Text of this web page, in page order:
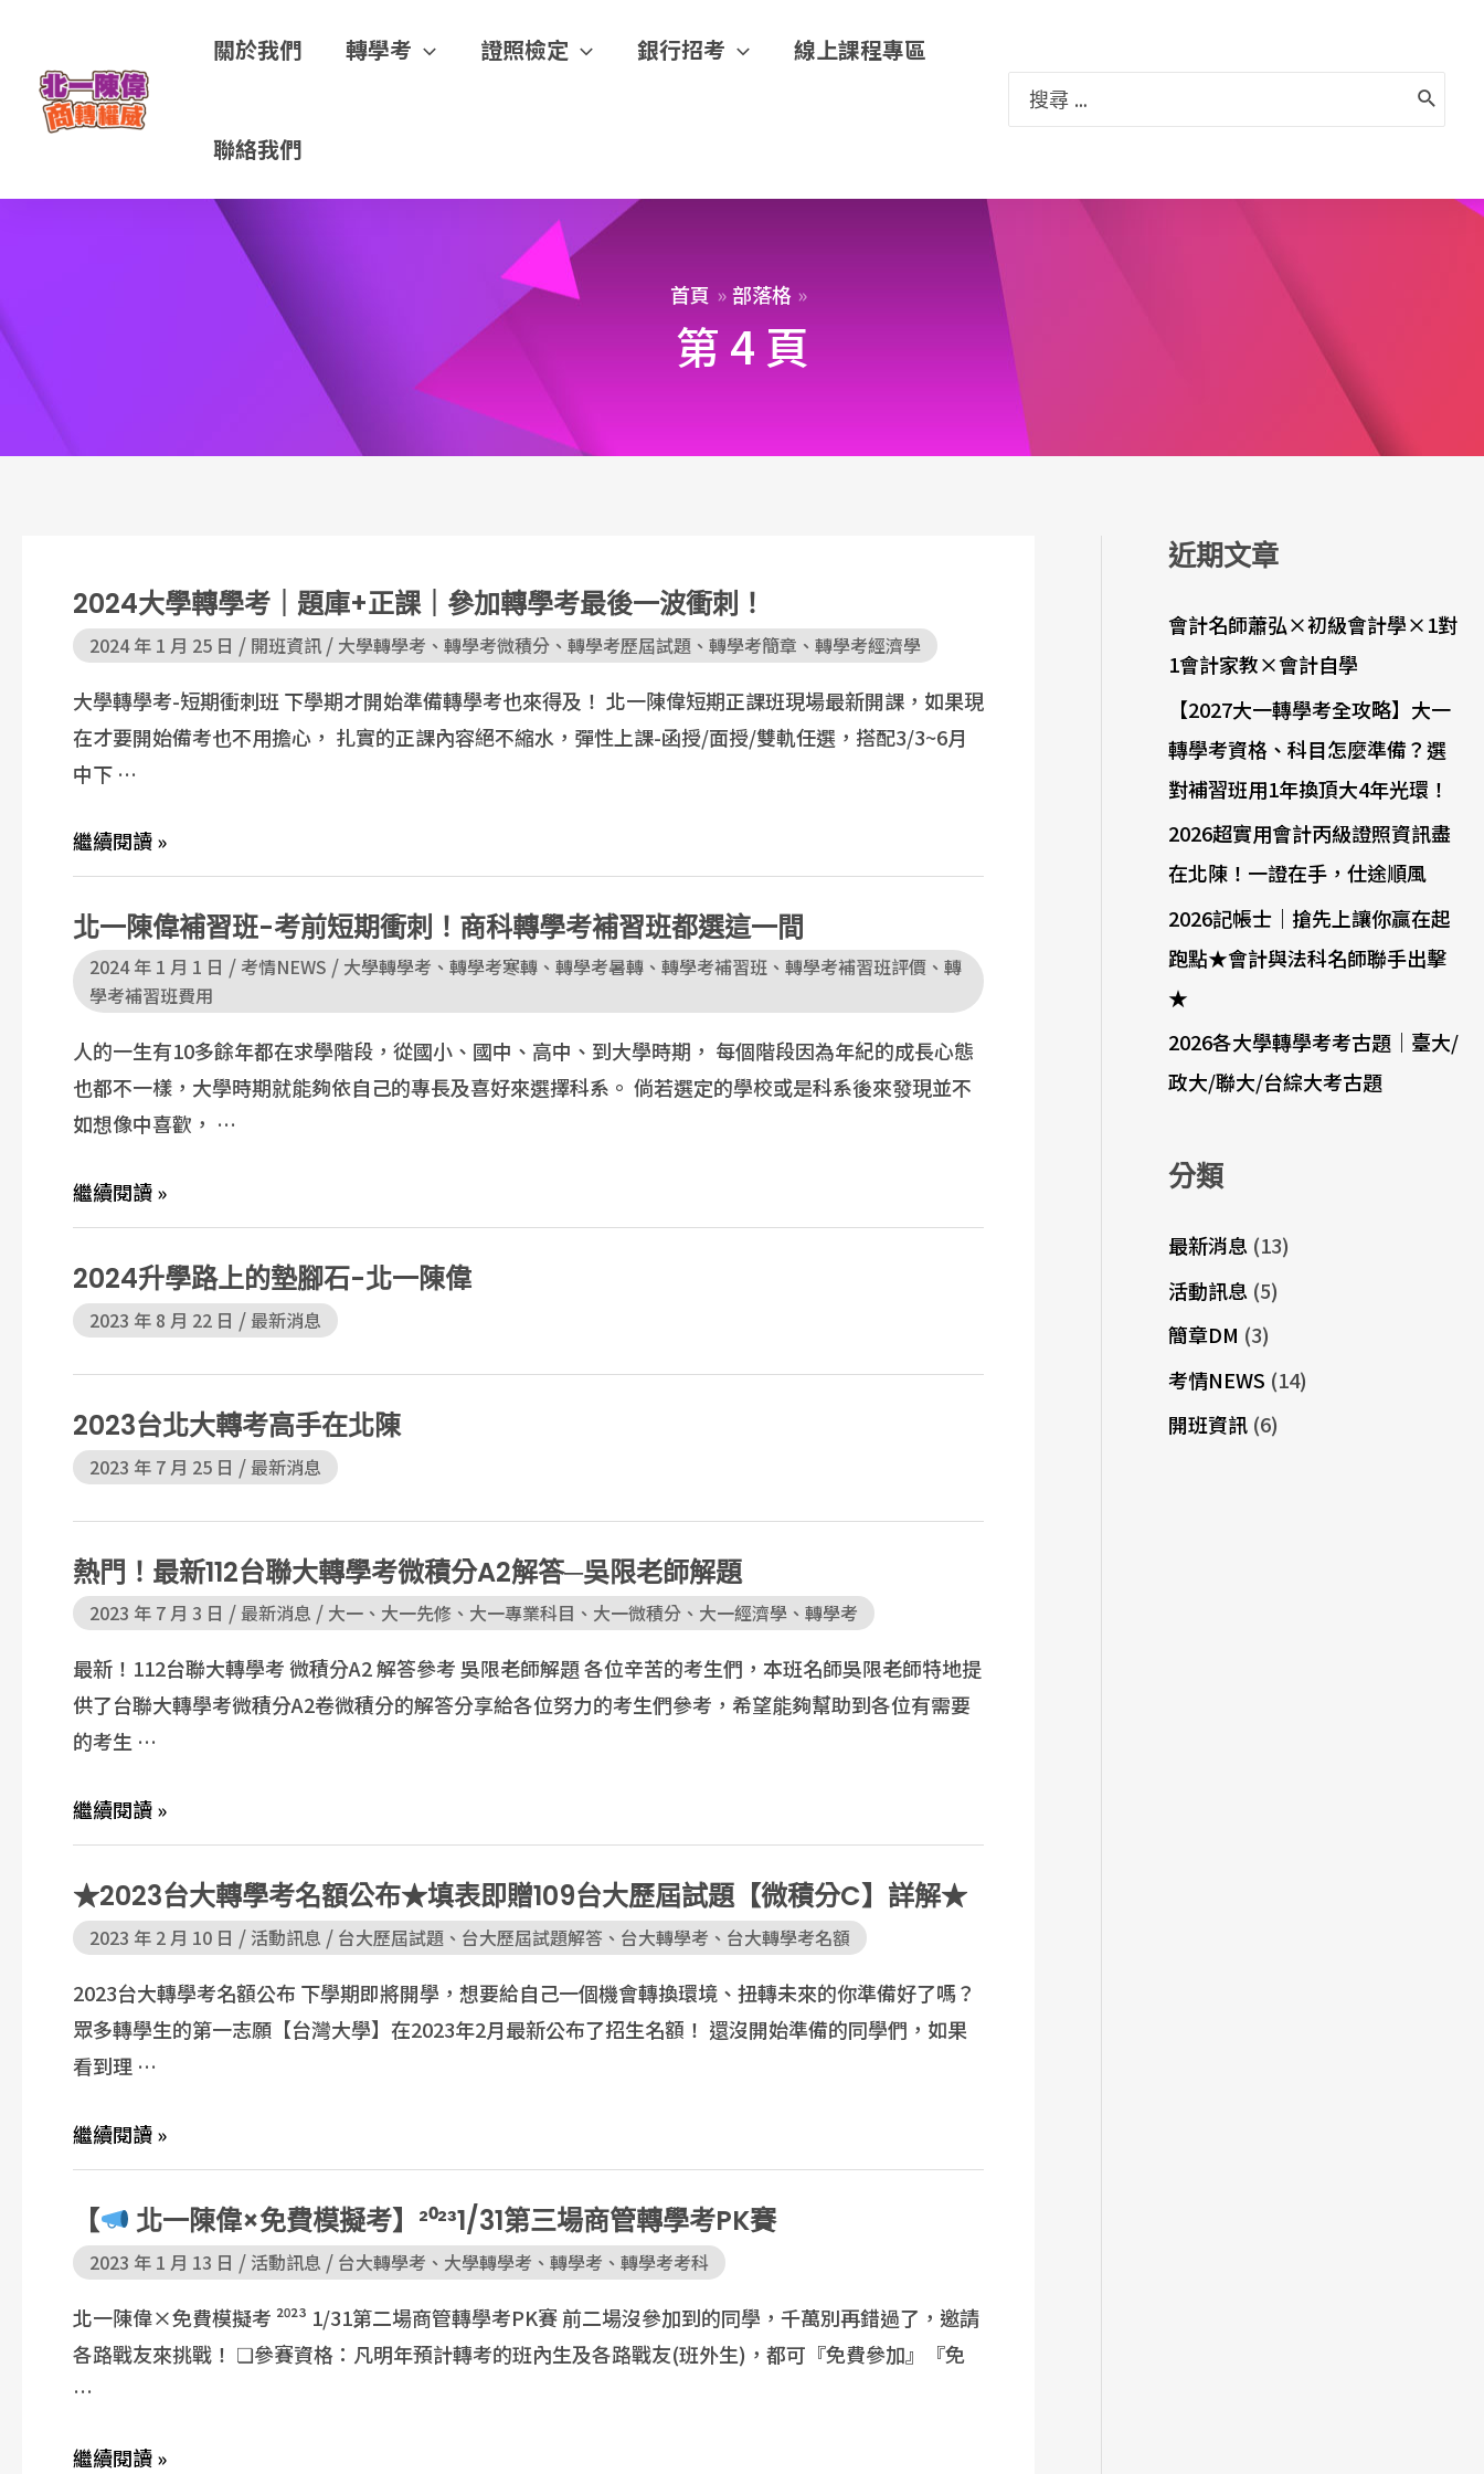
關於我們 轉學考 證照檢定 銀行招考 線上課程專區
聯絡我們
首頁 部落格
第 4 頁
2024大學轉學考｜題庫+正課｜參加轉學考最後一波衝刺！
2024 年 1 月 25 日 / 開班資訊/ 大學轉學考 、 轉學考微積分、 轉學考歷屆試題、 轉學考簡章 、 轉學考經濟學
大學轉學考-短期衝刺班 下學期才開始準備轉學考也來得及！ 北一陳偉短期正課班現場最新開課，如果現
在才要開始備考也不用擔心， 扎實的正課內容絕不縮水，彈性上課-函授/面授/雙軌任選，搭配3/3~6月
中下 …
繼續閱讀 »
北一陳偉補習班-考前短期衝刺！商科轉學考補習班都選這一間
2024 年 1 月 1 日 / 考情NEWS / 大學轉學考 、 轉學考寒轉、 轉學考暑轉、 轉學考補習班、 轉學考補習班評價、 轉
學考補習班費用
人的一生有10多餘年都在求學階段，從國小、國中、高中、到大學時期， 每個階段因為年紀的成長心態
也都不一樣，大學時期就能夠依自己的專長及喜好來選擇科系。 倘若選定的學校或是科系後來發現並不
如想像中喜歡， …
繼續閱讀 »
2024升學路上的墊腳石-北一陳偉
2023 年 8 月 22 日 /最新消息
2023台北大轉考高手在北陳
2023 年 7 月 25 日 / 最新消息
熱門！最新112台聯大轉學考微積分A2解答─吳限老師解題
2023 年 7 月 3 日 /最新消息 / 大一、 大一先修、 大一專業科目 、 大一微積分、 大一經濟學、 轉學考
最新！112台聯大轉學考 微積分A2 解答參考 吳限老師解題 各位辛苦的考生們，本班名師吳限老師特地提
供了台聯大轉學考微積分A2卷微積分的解答分享給各位努力的考生們參考，希望能夠幫助到各位有需要
的考生 …
繼續閱讀 »
★2023台大轉學考名額公布★填表即贈109台大歷屆試題【微積分C】詳解★
2023 年 2 月 10 日 / 活動訊息 / 台大歷屆試題、 台大歷屆試題解答 、 台大轉學考 、 台大轉學考名額
2023台大轉學考名額公布 下學期即將開學，想要給自己一個機會轉換環境、扭轉未來的你準備好了嗎？
眾多轉學生的第一志願【台灣大學】在2023年2月最新公布了招生名額！ 還沒開始準備的同學們，如果
看到理 …
繼續閱讀 »
【 北一陳偉×免費模擬考】²⁰²³1/31第三場商管轉學考PK賽
2023 年 1 月 13 日 / 活動訊息 / 台大轉學考 、 大學轉學考 、 轉學考 、 轉學考考科
北一陳偉×免費模擬考 ²⁰²³ 1/31第二場商管轉學考PK賽 前二場沒參加到的同學，千萬別再錯過了，邀請
各路戰友來挑戰！ ❏參賽資格：凡明年預計轉考的班內生及各路戰友(班外生)，都可『免費參加』『免
…
繼續閱讀 »
近期文章
會計名師蕭弘×初級會計學×1對
1會計家教×會計自學
【2027大一轉學考全攻略】大一
轉學考資格、科目怎麼準備？選
對補習班用1年換頂大4年光環！
2026超實用會計丙級證照資訊盡
在北陳！一證在手，仕途順風
2026記帳士｜搶先上讓你贏在起
跑點★會計與法科名師聯手出擊
★
2026各大學轉學考考古題｜臺大/
政大/聯大/台綜大考古題
分類
最新消息 (13)
活動訊息 (5)
簡章DM (3)
考情NEWS (14)
開班資訊 (6)